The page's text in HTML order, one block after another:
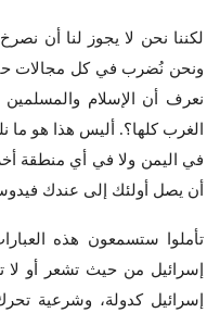
لكننا نحن لا يجوز لنا أن
ونحن نُضرب في كل مجالات
نعرف أن الإسلام
الغرب كلها؟. أليس هذا هو ما
في اليمن ولا في أي منطقة
أن يصل أولئك إلى عندك
تأملوا ستسمعون هذه
إسرائيل من حيث تشعر أو لا
إسرائيل كدولة، وشرعية